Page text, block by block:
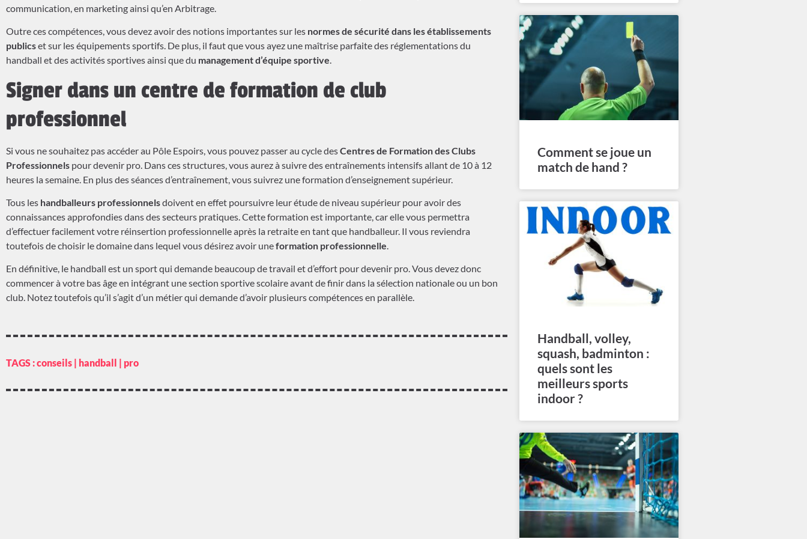
communication, en marketing ainsi qu’en Arbitrage.
Outre ces compétences, vous devez avoir des notions importantes sur les normes de sécurité dans les établissements
publicset sur les équipements sportifs. De plus, il faut que vous ayez une maîtrise parfaite des réglementations du
handball et des activités sportives ainsi que du management d’équipe sportive.
Signer dans un centre de formation de club
professionnel
Si vous ne souhaitez pas accéder au Pôle Espoirs, vous pouvez passer au cycle desCentres de Formation des Clubs
Professionnels pour devenir pro. Dans ces structures, vous aurez à suivre des entraînements intensifs allant de 10 à 12
heures la semaine. En plus des séances d’entraînement, vous suivrez une formation d’enseignement supérieur.
Tous les handballeurs professionnelsdoivent en effet poursuivre leur étude de niveau supérieur pour avoir des
connaissances approfondies dans des secteurs pratiques. Cette formation est importante, car elle vous permettra
d’effectuer facilement votre réinsertion professionnelle après la retraite en tant que handballeur. Il vous reviendra
toutefois de choisir le domaine dans lequel vous désirez avoir uneformation professionnelle.
En définitive, le handball est un sport qui demande beaucoup de travail et d’effort pour devenir pro. Vous devez donc
commencer à votre bas âge en intégrant une section sportive scolaire avant de finir dans la sélection nationale ou un bon
club. Notez toutefois qu’il s’agit d’un métier qui demande d’avoir plusieurs compétences en parallèle.
TAGS :conseils | handball | pro
Comment se joue un
match de hand ?
Handball, volley,
squash, badminton :
quels sont les
meilleurs sports
indoor ?